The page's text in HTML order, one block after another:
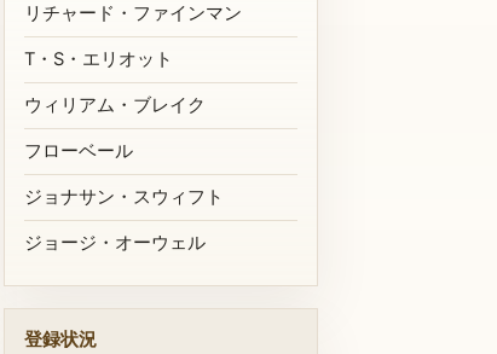
リチャード・ファインマン
T・S・エリオット
ウィリアム・ブレイク
フローベール
ジョナサン・スウィフト
ジョージ・オーウェル
登録状況